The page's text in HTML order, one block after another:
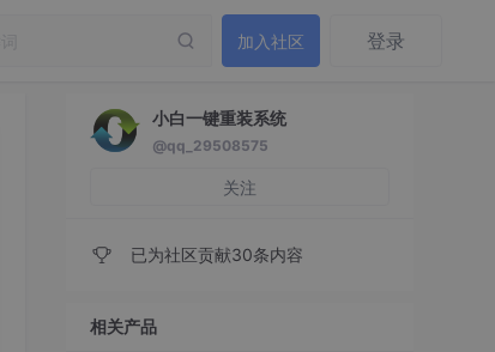
加入社区 登录
小白一键重装系统
@qq_29508575
关注
已为社区贡献30条内容
相关产品